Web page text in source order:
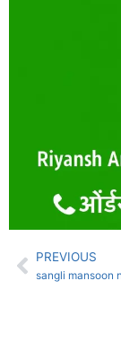
PREVIOUS